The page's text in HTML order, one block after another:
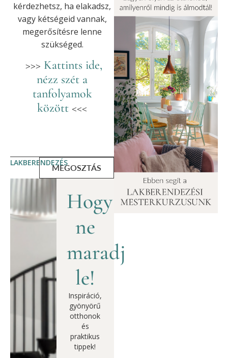
kérdezhetsz, ha elakadsz,
vagy kétségeid vannak,
megerősítésre lenne
szükséged.
>>> Kattints ide,
nézz szét a
tanfolyamok
között <<<
LAKBERENDEZÉS
MEGOSZTÁS
Hogy
ne
maradj
le!
Inspiráció,
gyönyörű
otthonok
és
praktikus
tippek!